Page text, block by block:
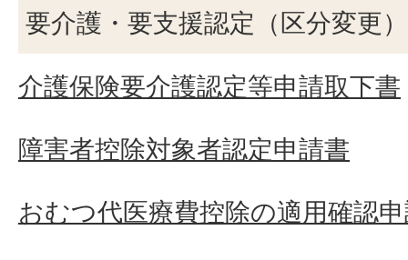
要介護・要支援認定（区分変更
介護保険要介護認定等申請取下書
障害者控除対象者認定申請書
おむつ代医療費控除の適用確認